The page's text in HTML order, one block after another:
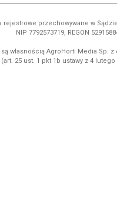
przechowywane w
NIP 7792573719, REGON
własnością AgroHorti Media
25 ust. 1 pkt 1b ustawy z 4